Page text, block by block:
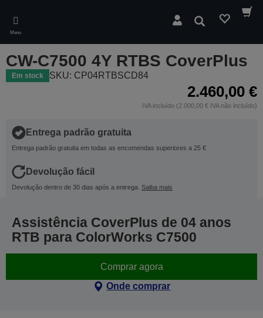
main
content
Menu
Pesquisar
CW-C7500 4Y RTBS CoverPlus
Em stock SKU: CP04RTBSCD84
2.460,00 €
IVA incluído (2.000,00 € IVA não incluído)
Entrega padrão gratuita
Entrega padrão gratuita em todas as encomendas superiores a 25 €
Devolução fácil
Devolução dentro de 30 dias após a entrega. Saiba mais
Assistência CoverPlus de 04 anos
RTB para ColorWorks C7500
Comprar agora
Onde comprar